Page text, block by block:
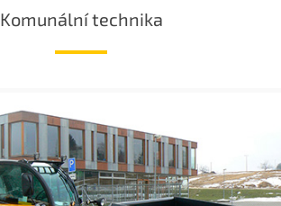
Komunální technika